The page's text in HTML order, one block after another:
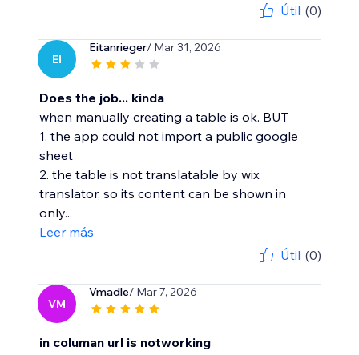
Útil (0)
EI
Eitanrieger/ Mar 31, 2026
Does the job... kinda
when manually creating a table is ok. BUT
1. the app could not import a public google
sheet
2. the table is not translatable by wix
translator, so its content can be shown in
only...
Leer más
Útil (0)
VM
Vmadle/ Mar 7, 2026
in columan url is notworking